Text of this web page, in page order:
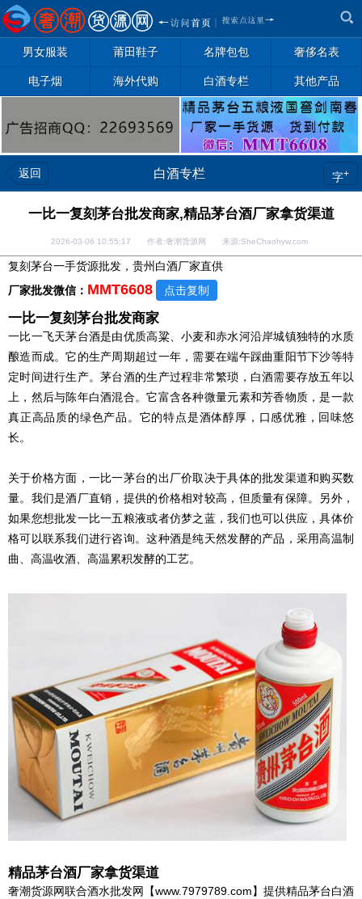
男女服装 莆田鞋子 名牌包包 奢侈名表
电子烟 海外代购 白酒专栏 其他产品
返回 白酒专栏 字+
一比一复刻茅台批发商家,精品茅台酒厂家拿货渠道
2026-03-06 10:55:17 作者:奢潮货源网 来源:SheChaohyw.com
复刻茅台一手货源批发，贵州白酒厂家直供
厂家批发微信： MMT6608 点击复制
一比一复刻茅台批发商家
一比一飞天茅台酒是由优质高粱、小麦和赤水河沿岸城镇独特的水质
酿造而成。它的生产周期超过一年，需要在端午踩曲重阳节下沙等特
定时间进行生产。茅台酒的生产过程非常繁琐，白酒需要存放五年以
上，然后与陈年白酒混合。它富含各种微量元素和芳香物质，是一款
真正高品质的绿色产品。它的特点是酒体醇厚，口感优雅，回味悠
长。
关于价格方面，一比一茅台的出厂价取决于具体的批发渠道和购买数
量。我们是酒厂直销，提供的价格相对较高，但质量有保障。另外，
如果您想批发一比一五粮液或者仿梦之蓝，我们也可以供应，具体价
格可以联系我们进行咨询。这种酒是纯天然发酵的产品，采用高温制
曲、高温收酒、高温累积发酵的工艺。
精品茅台酒厂家拿货渠道
奢潮货源网联合酒水批发网【www.7979789.com】提供精品茅台白酒